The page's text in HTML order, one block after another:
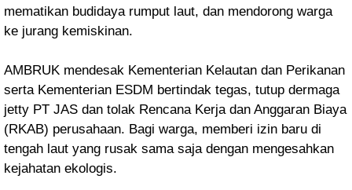
mematikan budidaya rumput laut, dan mendorong warga
ke jurang kemiskinan.
AMBRUK mendesak Kementerian Kelautan dan Perikanan
serta Kementerian ESDM bertindak tegas, tutup dermaga
jetty PT JAS dan tolak Rencana Kerja dan Anggaran Biaya
(RKAB) perusahaan. Bagi warga, memberi izin baru di
tengah laut yang rusak sama saja dengan mengesahkan
kejahatan ekologis.